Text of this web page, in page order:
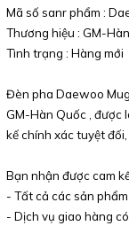
Mã số sanr phẩm :
Thương hiệu : GM-
Tình trạng : Hàng mới
Đèn pha Daewoo
GM-Hàn Quốc , được
kế chính xác tuyệt
Bạn nhận được cam
- Tất cả các sản
- Dịch vụ giao hàng